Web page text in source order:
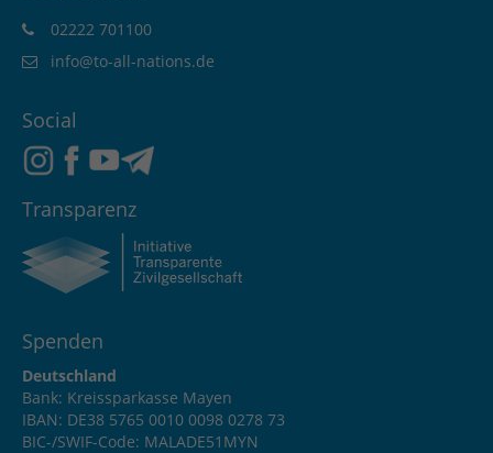
02222 701100
info@to-all-nations.de
Social
Transparenz
Spenden
Deutschland
Bank: Kreissparkasse Mayen
IBAN: DE38 5765 0010 0098 0278 73
BIC-/SWIF-Code: MALADE51MYN